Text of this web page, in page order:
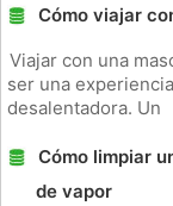
Cómo viajar
Viajar con una
ser una experiencia
desalentadora. Un
Cómo limpiar
de vapor